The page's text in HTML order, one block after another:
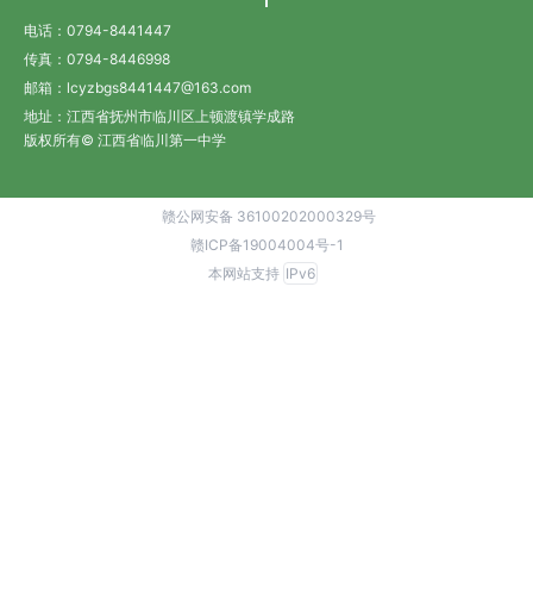
电话：0794-8441447
传真：0794-8446998
邮箱：lcyzbgs8441447@163.com
地址：江西省抚州市临川区上顿渡镇学成路
版权所有© 江西省临川第一中学
赣公网安备 36100202000329号
赣ICP备19004004号-1
本网站支持 IPv6